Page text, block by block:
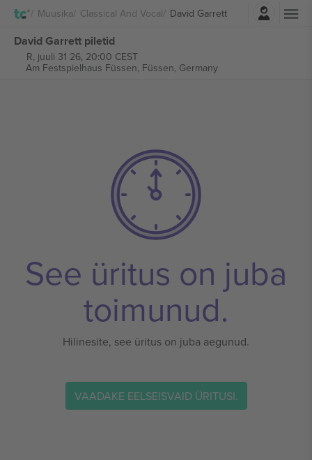
Muusika Classical And Vocal David Garrett
Logi sisse
David Garrett piletid
R, juuli 31 26, 20:00 CEST
Am Festspielhaus Füssen, Füssen, Germany
See üritus on juba
toimunud.
Hilinesite, see üritus on juba aegunud.
VAADAKE EELSEISVAID ÜRITUSI.